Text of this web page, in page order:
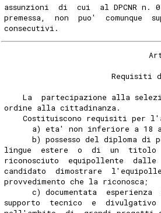
assunzioni  di  cui  al DPCNR n.
premessa,  non  puo'  comunque
consecutivi.
Requisiti
La  partecipazione alla
ordine alla cittadinanza.
Costituiscono requisiti per
a) eta' non inferiore a 18
b) possesso del diploma di
lingue  estere  o  di  un  titolo
riconosciuto  equipollente
candidato  dimostrare
provvedimento che la riconosca;
c) documentata  esperienza
supporto  tecnico  e